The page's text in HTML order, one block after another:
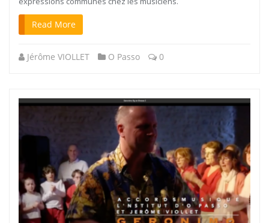
Read More
Jérôme VIOLLET O Passo 0